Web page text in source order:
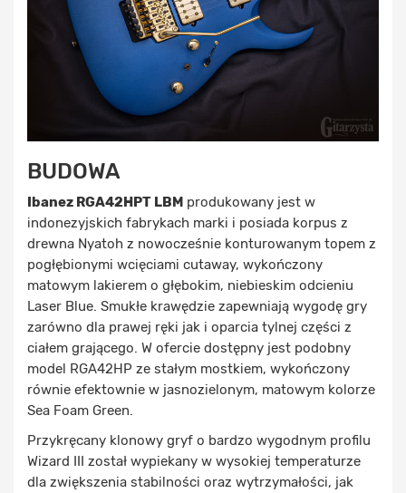
BUDOWA
Ibanez RGA42HPT LBM produkowany jest w
indonezyjskich fabrykach marki i posiada korpus z
drewna Nyatoh z nowocześnie konturowanym topem z
pogłębionymi wcięciami cutaway, wykończony
matowym lakierem o głębokim, niebieskim odcieniu
Laser Blue. Smukłe krawędzie zapewniają wygodę gry
zarówno dla prawej ręki jak i oparcia tylnej części z
ciałem grającego. W ofercie dostępny jest podobny
model RGA42HP ze stałym mostkiem, wykończony
równie efektownie w jasnozielonym, matowym kolorze
Sea Foam Green.
Przykręcany klonowy gryf o bardzo wygodnym profilu
Wizard III został wypiekany w wysokiej temperaturze
dla zwiększenia stabilności oraz wytrzymałości, jak